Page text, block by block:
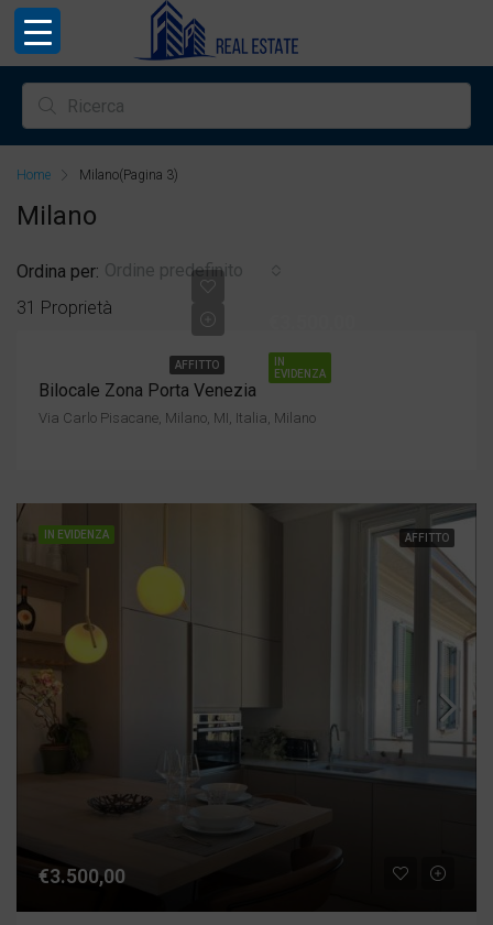
Home Milano(Pagina 3)
Milano
31 Proprietà
Ordina per: Ordine predefinito
IN
EVIDENZA
AFFITTO
Bilocale Zona Porta Venezia
Via Carlo Pisacane, Milano, MI, Italia, Milano
IN EVIDENZA AFFITTO
€3.500,00